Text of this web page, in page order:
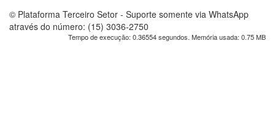
© Plataforma Terceiro Setor - Suporte somente via WhatsApp
através do número: (15) 3036-2750
Tempo de execução: 0.36554 segundos. Memória usada: 0.75 MB